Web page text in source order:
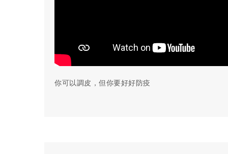
你可以調皮，但你要好好防疫